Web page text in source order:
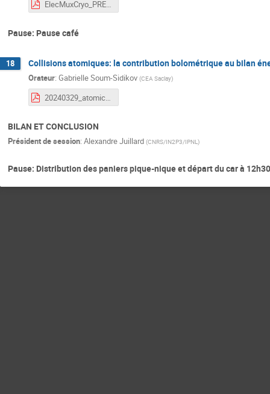
ElecMuxCryo_PRELE_DRTBT2024.pdf
Pause: Pause café
18 Collisions atomiques: la contribution bolométrique au bilan
Orateur: Gabrielle Soum-Sidikov (CEA Saclay)
20240329_atomic_collisions_in_bolometers 2 (1).pdf
BILAN ET CONCLUSION
Président de session: Alexandre Juillard (CNRS/IN2P3/IPNL)
Pause: Distribution des paniers pique-nique et départ du car à